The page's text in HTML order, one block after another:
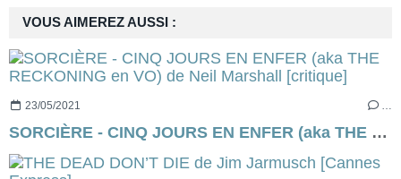
VOUS AIMEREZ AUSSI :
23/05/2021
SORCIÈRE - CINQ JOURS EN ENFER (aka THE RECKONING en VO) de Neil Marshall [critique]